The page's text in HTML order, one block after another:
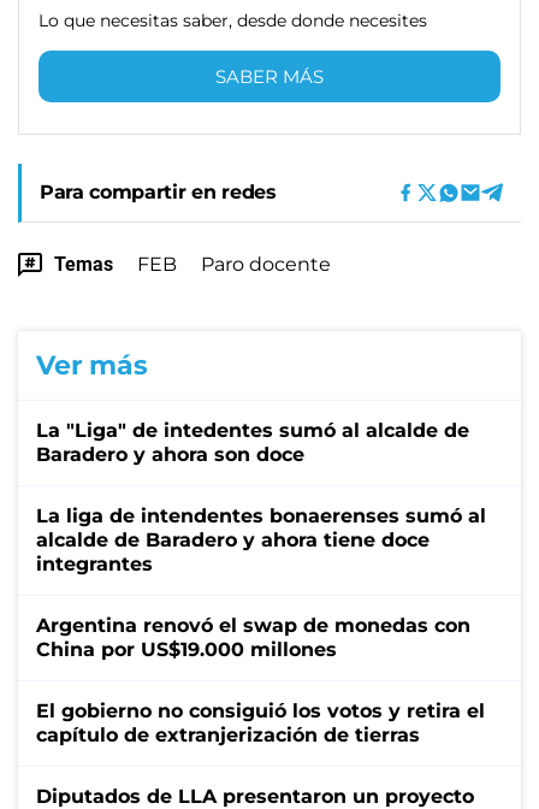
Lo que necesitas saber, desde donde necesites
SABER MÁS
Para compartir en redes
Temas FEB Paro docente
Ver más
La "Liga" de intedentes sumó al alcalde de
Baradero y ahora son doce
La liga de intendentes bonaerenses sumó al
alcalde de Baradero y ahora tiene doce
integrantes
Argentina renovó el swap de monedas con
China por US$19.000 millones
El gobierno no consiguió los votos y retira el
capítulo de extranjerización de tierras
Diputados de LLA presentaron un proyecto